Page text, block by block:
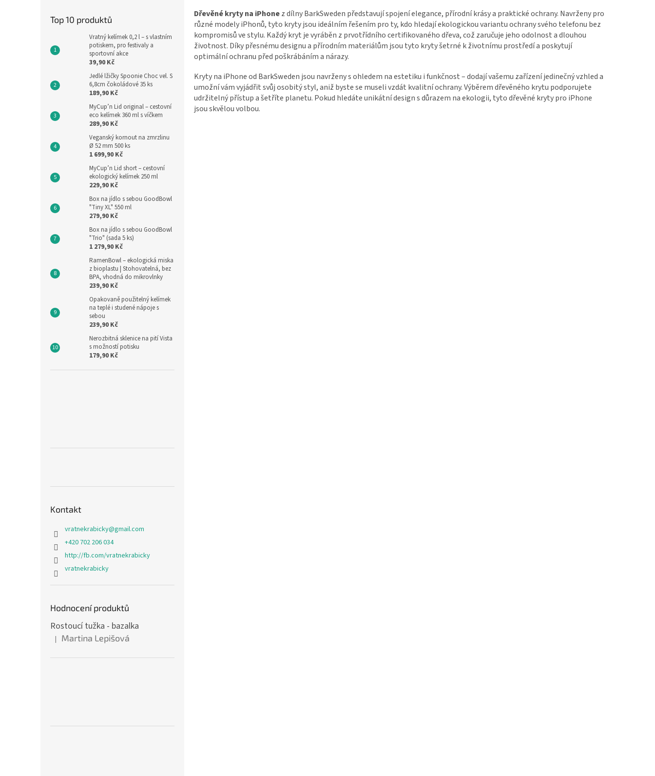
Top 10 produktů
Vratný kelímek 0,2 l – s vlastním
potiskem, pro festivaly a
sportovní akce
39,90 Kč
Jedlé lžičky Spoonie Choc vel. S
6,8cm čokoládové 35 ks
189,90 Kč
MyCup’n Lid original – cestovní
eco kelímek 360 ml s víčkem
289,90 Kč
Veganský kornout na zmrzlinu
Ø 52 mm 500 ks
1 699,90 Kč
MyCup’n Lid short – cestovní
ekologický kelímek 250 ml
229,90 Kč
Box na jídlo s sebou GoodBowl
"Tiny XL" 550 ml
279,90 Kč
Box na jídlo s sebou GoodBowl
"Trio" (sada 5 ks)
1 279,90 Kč
RamenBowl – ekologická miska
z bioplastu | Stohovatelná, bez
BPA, vhodná do mikrovlnky
239,90 Kč
Opakovaně použitelný kelímek
na teplé i studené nápoje s
sebou
239,90 Kč
Nerozbitná sklenice na pití Vista
s možností potisku
179,90 Kč
Kontakt
vratnekrabicky@gmail.com
+420 702 206 034
http://fb.com/vratnekrabicky
vratnekrabicky
Hodnocení produktů
Rostoucí tužka - bazalka
Hodnocení produktu je 5 z 5 hvězdiček.
| Martina Lepišová
l
á
d
a
p
r
v
k
Dřevěné kryty na iPhonez dílny BarkSweden představují spojení elegance, přírodní krásy a praktické ochrany. Navrženy pro
různé modely iPhonů, tyto kryty jsou ideálním řešením pro ty, kdo hledají ekologickou variantu ochrany svého telefonu bez
kompromisů ve stylu. Každý kryt je vyráběn z prvotřídního certifikovaného dřeva, což zaručuje jeho odolnost a dlouhou
životnost. Díky přesnému designu a přírodním materiálům jsou tyto kryty šetrné k životnímu prostředí a poskytují
optimální ochranu před poškrábáním a nárazy.
Kryty na iPhone od BarkSweden jsou navrženy s ohledem na estetiku i funkčnost – dodají vašemu zařízení jedinečný vzhled a
umožní vám vyjádřit svůj osobitý styl, aniž byste se museli vzdát kvalitní ochrany. Výběrem dřevěného krytu podporujete
udržitelný přístup a šetříte planetu. Pokud hledáte unikátní design s důrazem na ekologii, tyto dřevěné kryty pro iPhone
jsou skvělou volbou.